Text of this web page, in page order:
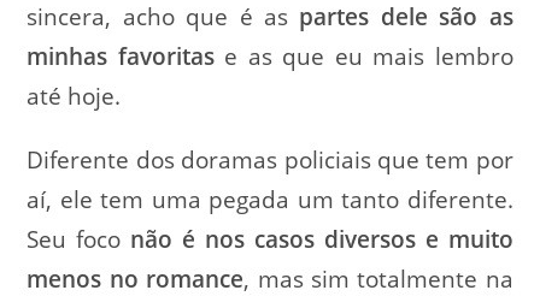
sincera, acho que é as partes dele são as
minhas favoritase as que eu mais lembro
até hoje.
Diferente dos doramas policiais que tem por
aí, ele tem uma pegada um tanto diferente.
Seu foco não é nos casos diversos e muito
menos no romance, mas sim totalmente na